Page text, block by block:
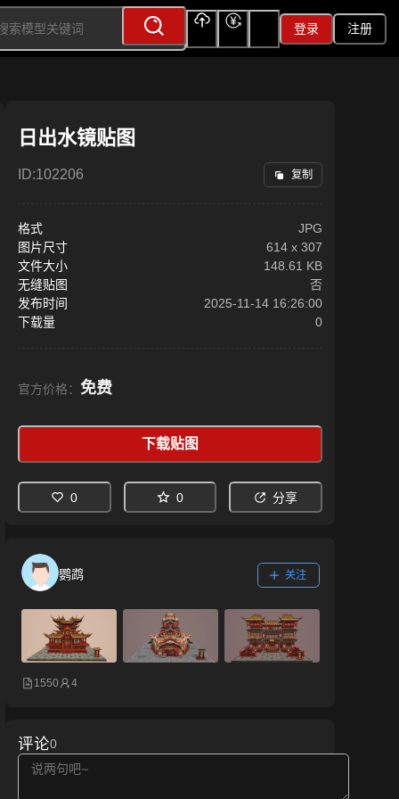
登录 注册
日出水镜贴图
ID:102206 复制
格式
JPG
图片尺寸
614 x 307
文件大小
148.61 KB
无缝贴图
否
发布时间
2025-11-14 16:26:00
下载量
0
官方价格： 免费
下载贴图
0 0 分享
鹦鹉 关注
1550 4
评论0